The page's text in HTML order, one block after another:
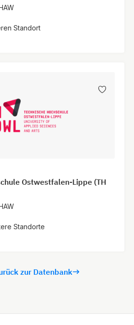
Standort
Ostwestfalen-Lippe (TH
Standorte
zur Datenbank